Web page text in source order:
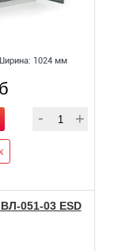
1024 мм
051-03 ESD